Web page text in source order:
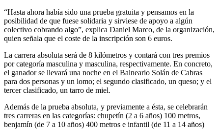
“Hasta ahora había sido una prueba gratuita y pensamos en la
posibilidad de que fuese solidaria y sirviese de apoyo a algún
colectivo cobrando algo”, explica Daniel Marco, de la organización,
quien señala que el coste de la inscripción son 6 euros.
La carrera absoluta será de 8 kilómetros y contará con tres premios
por categoría masculina y masculina, respectivamente. En concreto,
el ganador se llevará una noche en el Balneario Solán de Cabras
para dos personas y un lomo; el segundo clasificado, un queso; y el
tercer clasificado, un tarro de miel.
Además de la prueba absoluta, y previamente a ésta, se celebrarán
tres carreras en las categorías: chupetín (2 a 6 años) 100 metros,
benjamín (de 7 a 10 años) 400 metros e infantil (de 11 a 14 años)